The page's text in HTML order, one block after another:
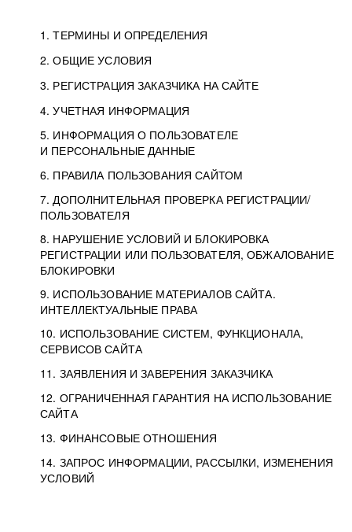
1. ТЕРМИНЫ И ОПРЕДЕЛЕНИЯ
2. ОБЩИЕ УСЛОВИЯ
3. РЕГИСТРАЦИЯ ЗАКАЗЧИКА НА САЙТЕ
4. УЧЕТНАЯ ИНФОРМАЦИЯ
5. ИНФОРМАЦИЯ О ПОЛЬЗОВАТЕЛЕ
И ПЕРСОНАЛЬНЫЕ ДАННЫЕ
6. ПРАВИЛА ПОЛЬЗОВАНИЯ САЙТОМ
7. ДОПОЛНИТЕЛЬНАЯ ПРОВЕРКА РЕГИСТРАЦИИ/
ПОЛЬЗОВАТЕЛЯ
8. НАРУШЕНИЕ УСЛОВИЙ И БЛОКИРОВКА
РЕГИСТРАЦИИ ИЛИ ПОЛЬЗОВАТЕЛЯ, ОБЖАЛОВАНИЕ
БЛОКИРОВКИ
9. ИСПОЛЬЗОВАНИЕ МАТЕРИАЛОВ САЙТА.
ИНТЕЛЛЕКТУАЛЬНЫЕ ПРАВА
10. ИСПОЛЬЗОВАНИЕ СИСТЕМ, ФУНКЦИОНАЛА,
СЕРВИСОВ САЙТА
11. ЗАЯВЛЕНИЯ И ЗАВЕРЕНИЯ ЗАКАЗЧИКА
12. ОГРАНИЧЕННАЯ ГАРАНТИЯ НА ИСПОЛЬЗОВАНИЕ
САЙТА
13. ФИНАНСОВЫЕ ОТНОШЕНИЯ
14. ЗАПРОС ИНФОРМАЦИИ, РАССЫЛКИ, ИЗМЕНЕНИЯ
УСЛОВИЙ